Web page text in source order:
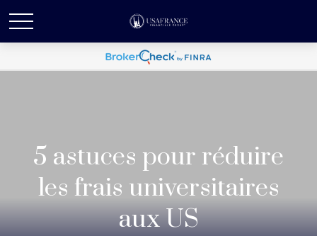
5 astuces pour réduire
les frais universitaires
aux US